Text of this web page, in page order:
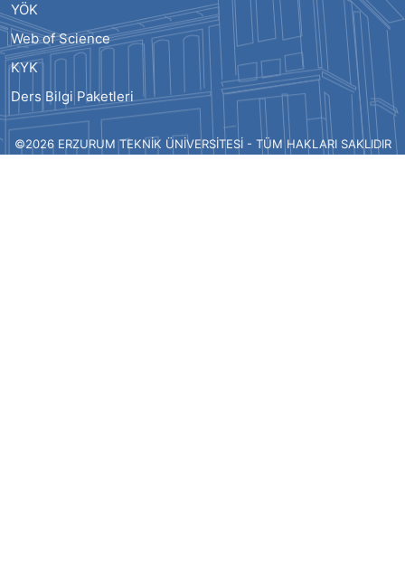
YÖK
Web of Science
KYK
Ders Bilgi Paketleri
©2026 ERZURUM TEKNİK ÜNİVERSİTESİ - TÜM HAKLARI SAKLIDIR